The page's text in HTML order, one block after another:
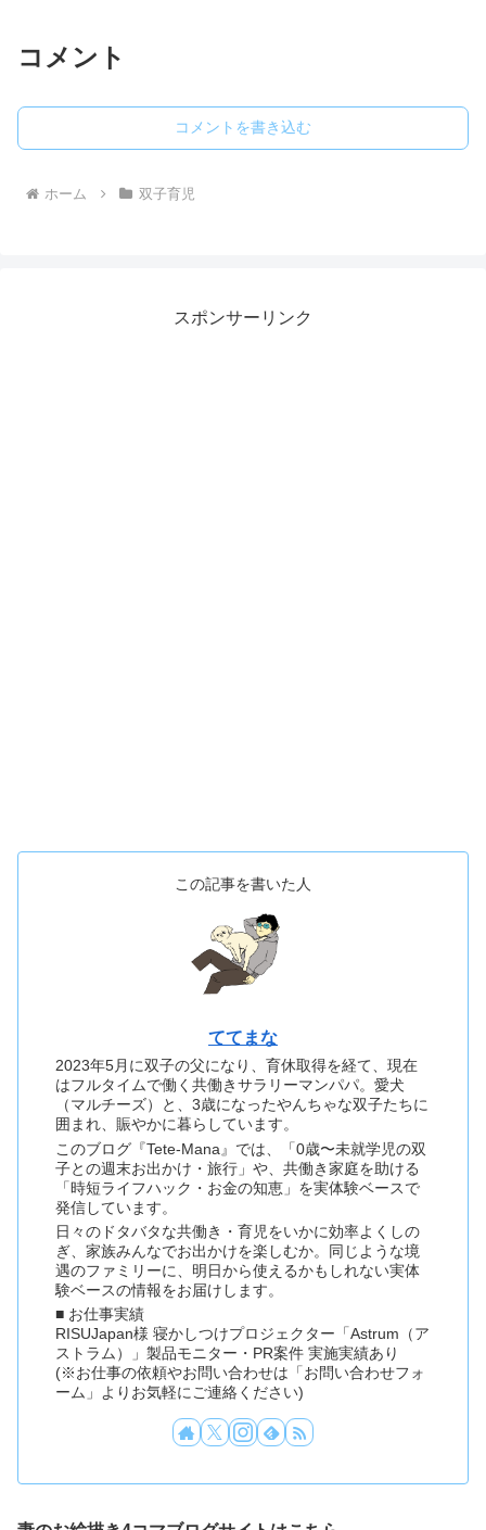
コメント
コメントを書き込む
ホーム 双子育児
スポンサーリンク
この記事を書いた人
ててまな
2023年5月に双子の父になり、育休取得を経て、現在
はフルタイムで働く共働きサラリーマンパパ。愛犬
（マルチーズ）と、3歳になったやんちゃな双子たちに
囲まれ、賑やかに暮らしています。
このブログ『Tete-Mana』では、「0歳〜未就学児の双
子との週末お出かけ・旅行」や、共働き家庭を助ける
「時短ライフハック・お金の知恵」を実体験ベースで
発信しています。
日々のドタバタな共働き・育児をいかに効率よくしの
ぎ、家族みんなでお出かけを楽しむか。同じような境
遇のファミリーに、明日から使えるかもしれない実体
験ベースの情報をお届けします。
■ お仕事実績
RISUJapan様 寝かしつけプロジェクター「Astrum（ア
ストラム）」製品モニター・PR案件 実施実績あり
(※お仕事の依頼やお問い合わせは「お問い合わせフォ
ーム」よりお気軽にご連絡ください)